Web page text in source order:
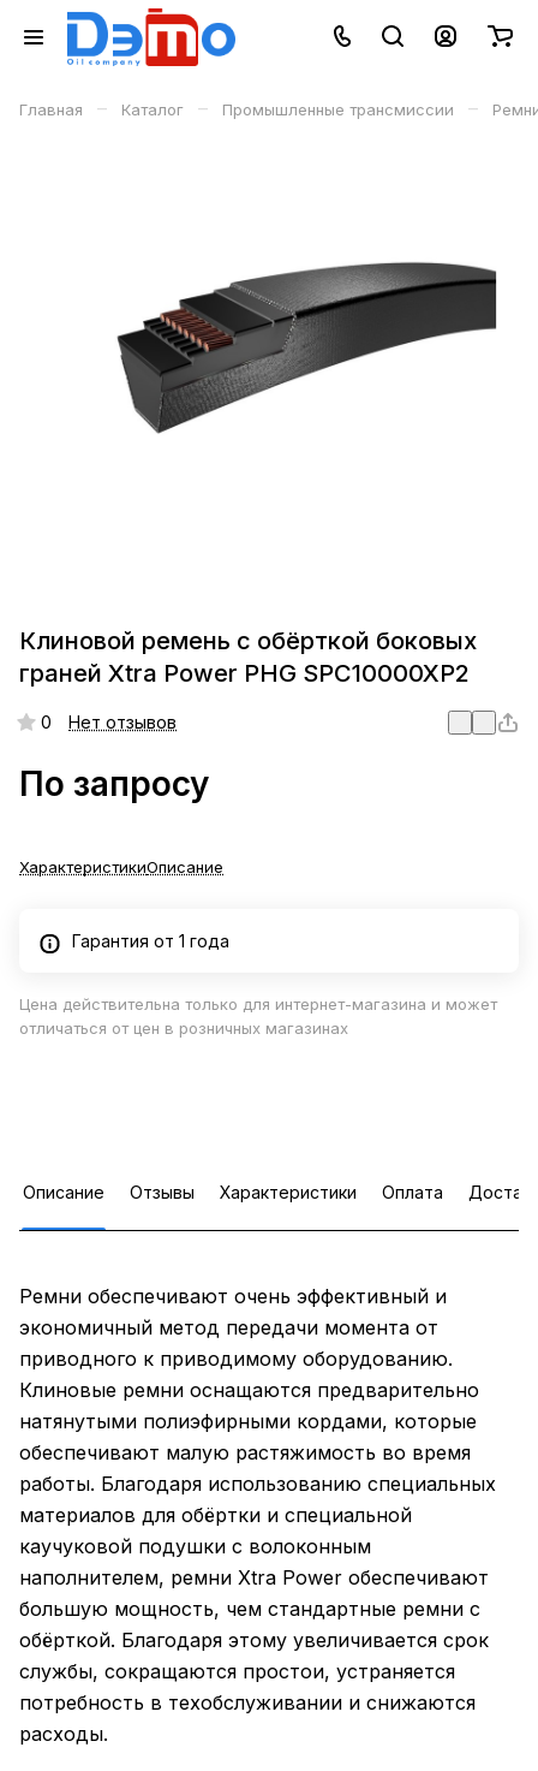
Главная – Каталог – Промышленные трансмиссии –
Клиновой ремень с обёрткой боковых
граней Xtra Power PHG SPC10000XP2
0 Нет отзывов
По запросу
ХарактеристикиОписание
Гарантия от 1 года
Цена действительна только для интернет-магазина и может
отличаться от цен в розничных магазинах
Описание Отзывы Характеристики Оплата
Ремни обеспечивают очень эффективный и
экономичный метод передачи момента от
приводного к приводимому оборудованию.
Клиновые ремни оснащаются предварительно
натянутыми полиэфирными кордами, которые
обеспечивают малую растяжимость во время
работы. Благодаря использованию специальных
материалов для обёртки и специальной
каучуковой подушки c волоконным
наполнителем, ремни Xtra Power обеспечивают
большую мощность, чем стандартные ремни с
обёрткой. Благодаря этому увеличивается срок
службы, сокращаются простои, устраняется
потребность в техобслуживании и снижаются
расходы.